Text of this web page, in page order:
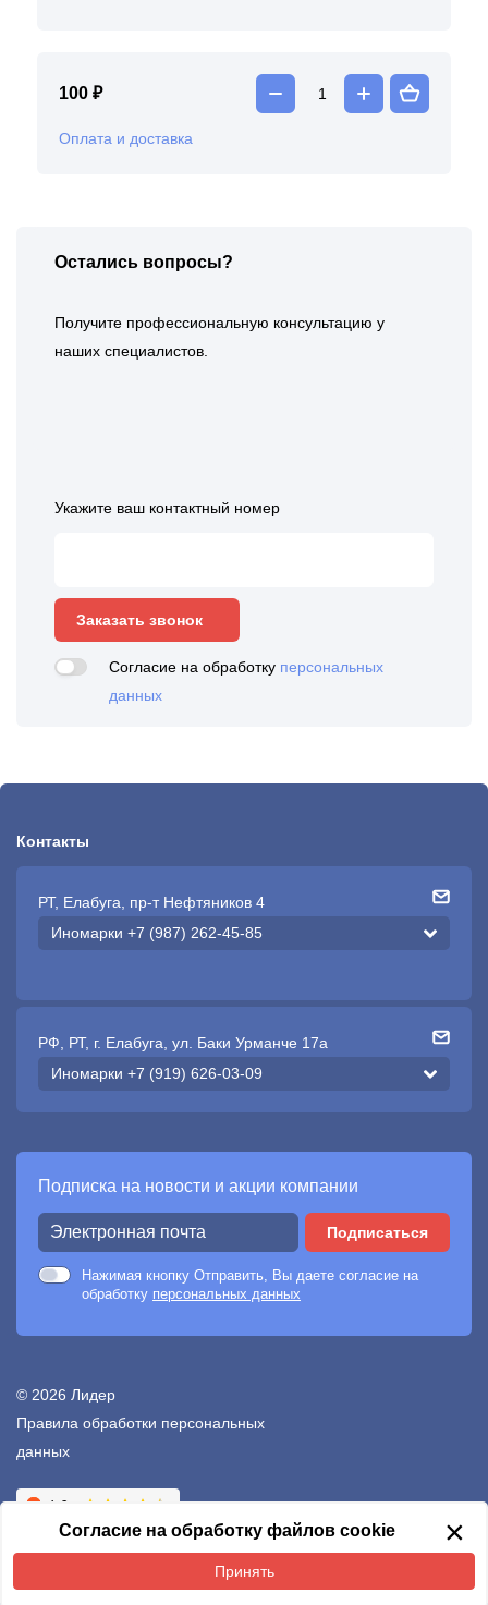
100 ₽
Оплата и доставка
Остались вопросы?
Получите профессиональную консультацию у
наших специалистов.
Укажите ваш контактный номер
Заказать звонок
Согласие на обработку персональных
данных
Контакты
РТ, Елабуга, пр-т Нефтяников 4
Иномарки +7 (987) 262-45-85
РФ, РТ, г. Елабуга, ул. Баки Урманче 17а
Иномарки +7 (919) 626-03-09
Подписка на новости и акции компании
Подписаться
Нажимая кнопку Отправить, Вы даете согласие на
обработку персональных данных
© 2026 Лидер
Правила обработки персональных
данных
×
Согласие на обработку файлов cookie
Принять